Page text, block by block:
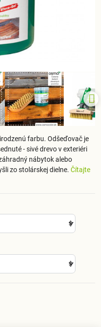
farbu. Odšeďovač je
- sivé drevo v exteriéri
nábytok alebo
zo stolárskej dielne. Čítajte